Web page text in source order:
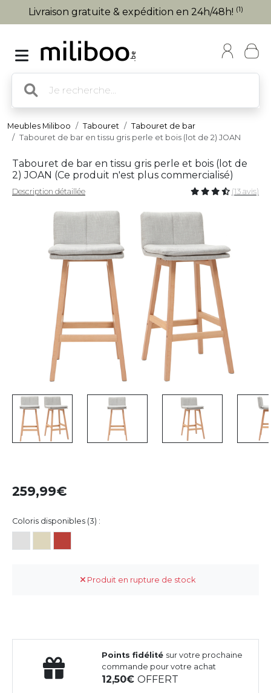
Livraison gratuite & expédition en 24h/48h! (1)
Meubles Miliboo Tabouret
Tabouret de bar
Tabouret de bar en tissu gris perle et bois (lot de 2) JOAN
Tabouret de bar en tissu gris perle et bois (lot de
2) JOAN (Ce produit n'est plus commercialisé)
Description détaillée (13 avis)
259,99
Coloris disponibles (3) :
Produit en rupture de stock
Points fidélité sur votre prochaine
commande pour votre achat
12,50OFFERT